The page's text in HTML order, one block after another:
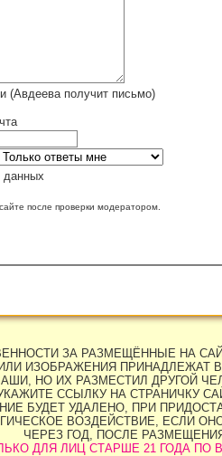
(Авдеева получит письмо)
данных
после проверки модератором.
ЗА РАЗМЕЩЁННЫЕ НА
ИЗОБРАЖЕНИЯ
НО ИХ РАЗМЕСТИЛ ДРУГОЙ
ССЫЛКУ НА СТРАНИЧКУ
БУДЕТ УДАЛЕНО, ПРИ
ВОЗДЕЙСТВИЕ, ЕСЛИ
ЧЕРЕЗ ГОД, ПОСЛЕ
ДЛЯ ЛИЦ СТАРШЕ 21 ГОДА ПО